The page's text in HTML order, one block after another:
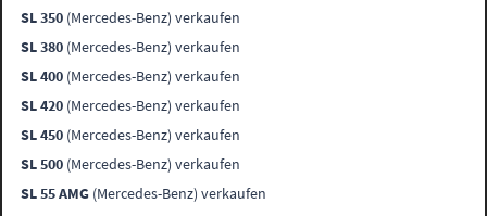
SL 350 (Mercedes-Benz) verkaufen
SL 380 (Mercedes-Benz) verkaufen
SL 400 (Mercedes-Benz) verkaufen
SL 420 (Mercedes-Benz) verkaufen
SL 450 (Mercedes-Benz) verkaufen
SL 500 (Mercedes-Benz) verkaufen
SL 55 AMG (Mercedes-Benz) verkaufen